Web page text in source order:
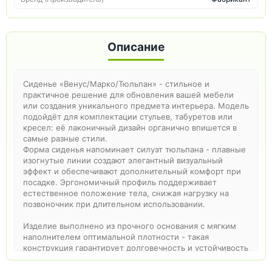
Описание
Сиденье «Венус/Марко/Тюльпан» - стильное и
практичное решение для обновления вашей мебели
или создания уникального предмета интерьера. Модель
подойдёт для комплектации стульев, табуретов или
кресел: её лаконичный дизайн органично впишется в
самые разные стили.
Форма сиденья напоминает силуэт тюльпана - плавные
изогнутые линии создают элегантный визуальный
эффект и обеспечивают дополнительный комфорт при
посадке. Эргономичный профиль поддерживает
естественное положение тела, снижая нагрузку на
позвоночник при длительном использовании.
Изделие выполнено из прочного основания с мягким
наполнителем оптимальной плотности - такая
конструкция гарантирует долговечность и устойчивость
к деформации даже при регулярной эксплуатации.